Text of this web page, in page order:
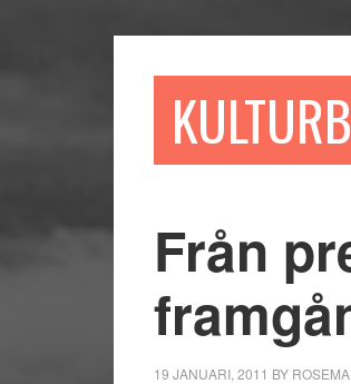
Från
19 JANUARI, 2011 BY